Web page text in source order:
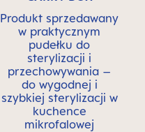
Produkt sprzedawany
w praktycznym
pudełku do
sterylizacji i
przechowywania –
do wygodnej i
szybkiej sterylizacji w
kuchence
mikrofalowej